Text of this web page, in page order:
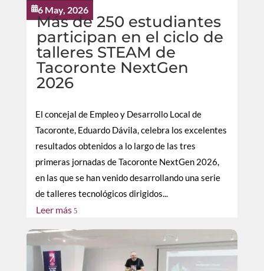
6 May, 2026
Más de 250 estudiantes
participan en el ciclo de
talleres STEAM de
Tacoronte NextGen
2026
El concejal de Empleo y Desarrollo Local de
Tacoronte, Eduardo Dávila, celebra los excelentes
resultados obtenidos a lo largo de las tres
primeras jornadas de Tacoronte NextGen 2026,
en las que se han venido desarrollando una serie
de talleres tecnológicos dirigidos...
Leer más 5